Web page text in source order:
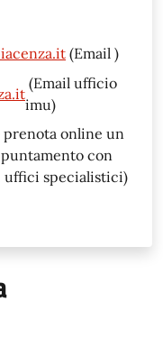
(Email )
(Email ufficio
imu)
prenota online un
con
uffici specialistici)